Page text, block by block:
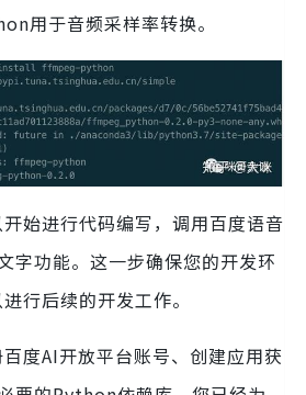
用于音频采样率转换。
始进行代码编写，调用百度语音
字功能。这一步确保您的开发环
行后续的开发工作。
度AI开放平台账号、创建应用获